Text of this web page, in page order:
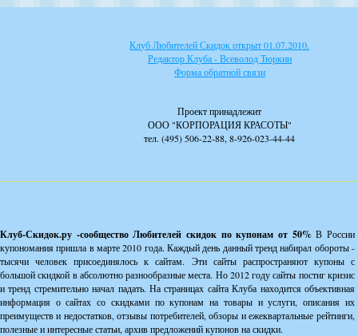
Клуб Любителей Скидок открыт 01.07.2010.
Редактор Клуба - Всеволод Тюркин
Форма обратной связи
Проект принадлежит
ООО "КОРПОРАЦИЯ КРАСОТЫ"
тел. (495) 506-22-88, 8-926-023-44-44
Клуб-Скидок.ру -сообщество Любителей скидок по купонам от 50%В России
купономания пришла в марте 2010 года. Каждый день данный тренд набирал обороты -
тысячи человек присоединялось к сайтам. Эти сайты распространяют купоны с
большой скидкой в абсолютно разнообразные места. Но 2012 году сайты постиг кризис
и тренд стремительно начал падать. На страницах сайта Клуба находится объективная
информация о сайтах со скидками по купонам на товары и услуги, описания их
преимуществ и недостатков, отзывы потребителей, обзоры и ежеквартальные рейтинги,
полезные и интересные статьи, архив предложений купонов на скидки.